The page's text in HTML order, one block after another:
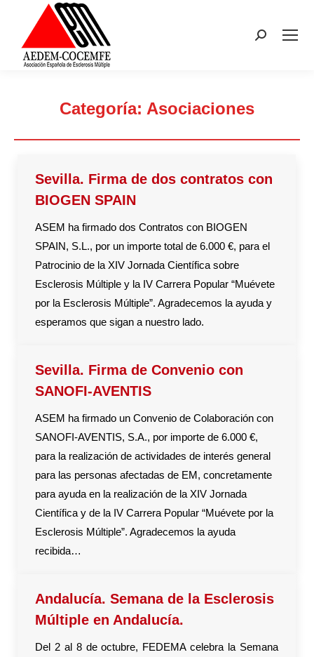
Buscar:
Categoría: Asociaciones
Sevilla. Firma de dos contratos con
BIOGEN SPAIN
ASEM ha firmado dos Contratos con BIOGEN
SPAIN, S.L., por un importe total de 6.000 €, para el
Patrocinio de la XIV Jornada Científica sobre
Esclerosis Múltiple y la IV Carrera Popular “Muévete
por la Esclerosis Múltiple”. Agradecemos la ayuda y
esperamos que sigan a nuestro lado.
Sevilla. Firma de Convenio con
SANOFI-AVENTIS
ASEM ha firmado un Convenio de Colaboración con
SANOFI-AVENTIS, S.A., por importe de 6.000 €,
para la realización de actividades de interés general
para las personas afectadas de EM, concretamente
para ayuda en la realización de la XIV Jornada
Científica y de la IV Carrera Popular “Muévete por la
Esclerosis Múltiple”. Agradecemos la ayuda
recibida…
Andalucía. Semana de la Esclerosis
Múltiple en Andalucía.
Del 2 al 8 de octubre, FEDEMA celebra la Semana